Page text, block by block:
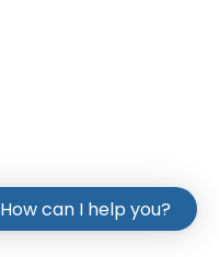
How can I help you?